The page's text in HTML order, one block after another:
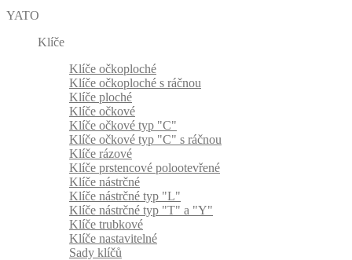
YATO
Klíče
Klíče očkoploché
Klíče očkoploché s ráčnou
Klíče ploché
Klíče očkové
Klíče očkové typ "C"
Klíče očkové typ "C" s ráčnou
Klíče rázové
Klíče prstencové polootevřené
Klíče nástrčné
Klíče nástrčné typ "L"
Klíče nástrčné typ "T" a "Y"
Klíče trubkové
Klíče nastavitelné
Sady klíčů